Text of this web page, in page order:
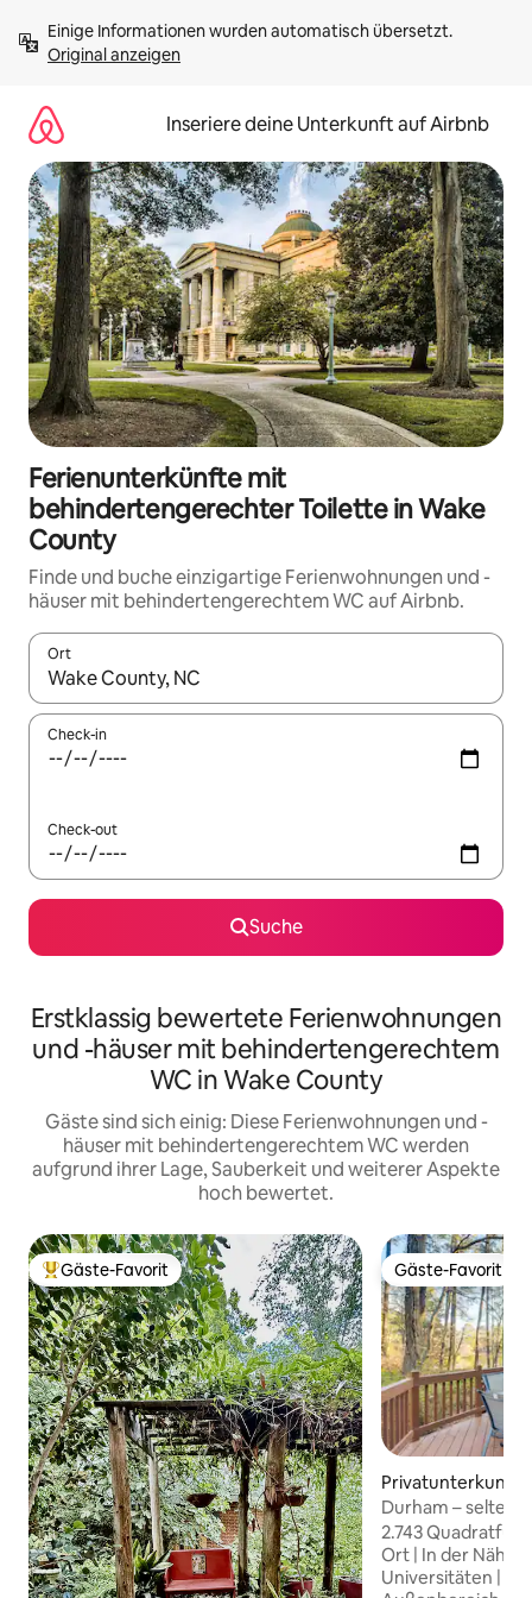
Inhalten
springenOriginal anzeigen
Inseriere deine Unterkunft auf Airbnb
Ferienunterkünfte mit
behindertengerechter Toilette in Wake
County
Finde und buche einzigartige Ferienwohnungen und -
häuser mit behindertengerechtem WC auf Airbnb.
Ort
Wenn Ergebnisse verfügbar sind, navigiere mit den
Check-in
Check-out
Suche
Erstklassig bewertete Ferienwohnungen
und -häuser mit behindertengerechtem
WC in Wake County
Gäste sind sich einig: Diese Ferienwohnungen und -
häuser mit behindertengerechtem WC werden
aufgrund ihrer Lage, Sauberkeit und weiterer Aspekte
hoch bewertet.
Beliebter Gäste-Favorit.
Gäste-Favorit Gäste-Favorit
Gäste-Favorit
Privatunterkunft
Durham –
Alles in der Nähe!
2.743 Quadratfuß
Ort | In der Nähe
Universitäten |